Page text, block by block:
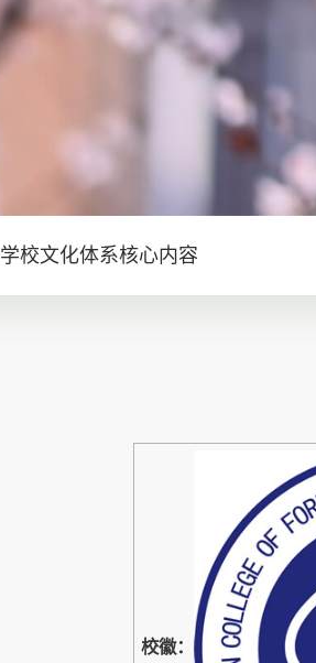
学校文化体系核心内容
校徽：